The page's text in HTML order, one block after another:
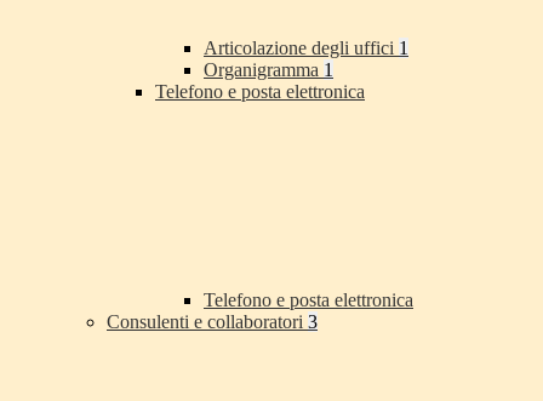
Articolazione degli uffici 1
Organigramma 1
Telefono e posta elettronica
Telefono e posta elettronica
Consulenti e collaboratori 3